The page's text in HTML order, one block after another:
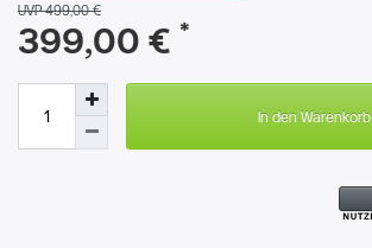
UVP 499,00 €
399,00 € *
In den Warenkorb